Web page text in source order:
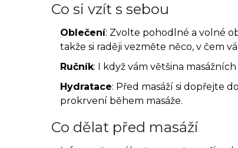
Co si vzít s sebou
Oblečení: Zvolte pohodlné a volné
takže si raději vezměte něco, v čem
Ručník: I když vám většina
Hydratace: Před masáží si dopřejte
prokrvení během masáže.
Co dělat před masáží